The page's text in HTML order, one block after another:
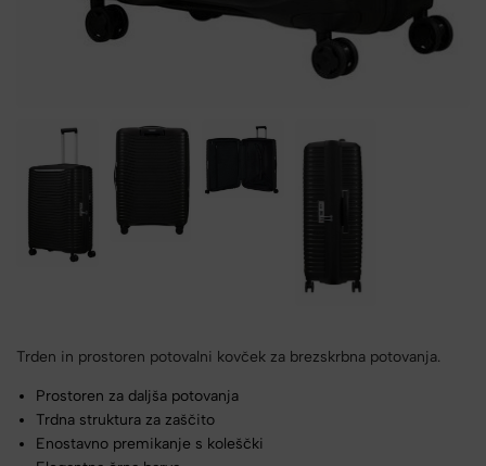
Trden in prostoren potovalni kovček za brezskrbna potovanja.
Prostoren za daljša potovanja
Trdna struktura za zaščito
Enostavno premikanje s koleščki